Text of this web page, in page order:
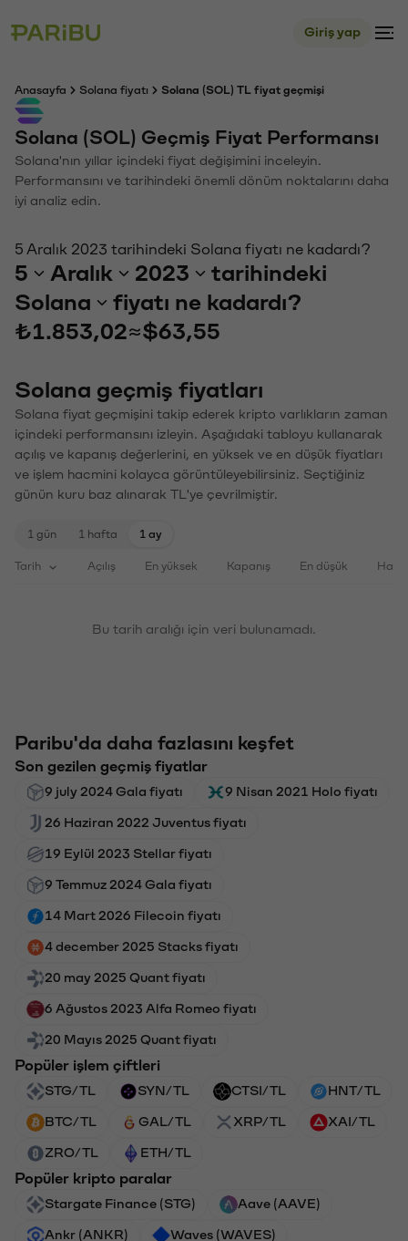
Giriş yap
Anasayfa Solana fiyatı Solana (SOL) TL fiyat geçmişi
Solana (SOL) Geçmiş Fiyat Performansı
Solana'nın yıllar içindeki fiyat değişimini inceleyin.
Performansını ve tarihindeki önemli dönüm noktalarını daha
iyi analiz edin.
5 Aralık 2023 tarihindeki Solana fiyatı ne kadardı?
5 Aralık 2023
tarihindeki
Solana
fiyatı ne kadardı?
₺1.853,02≈$63,55
Solana geçmiş fiyatları
Solana fiyat geçmişini takip ederek kripto varlıkların zaman
içindeki performansını izleyin. Aşağıdaki tabloyu kullanarak
açılış ve kapanış değerlerini, en yüksek ve en düşük fiyatları
ve işlem hacmini kolayca görüntüleyebilirsiniz. Seçtiğiniz
günün kuru baz alınarak TL'ye çevrilmiştir.
1 gün 1 hafta 1 ay
Tarih Açılış En yüksek Kapanış En düşük
Bu tarih aralığı için veri bulunamadı.
Paribu'da daha fazlasını keşfet
Son gezilen geçmiş fiyatlar
9 july 2024 Gala fiyatı 9 Nisan 2021 Holo fiyatı
26 Haziran 2022 Juventus fiyatı
19 Eylül 2023 Stellar fiyatı
9 Temmuz 2024 Gala fiyatı
14 Mart 2026 Filecoin fiyatı
4 december 2025 Stacks fiyatı
20 may 2025 Quant fiyatı
6 Ağustos 2023 Alfa Romeo fiyatı
20 Mayıs 2025 Quant fiyatı
Popüler işlem çiftleri
STG/TL SYN/TL CTSI/TL HNT/TL
BTC/TL GAL/TL XRP/TL XAI/TL
ZRO/TL ETH/TL
Popüler kripto paralar
Stargate Finance (STG) Aave (AAVE)
Ankr (ANKR) Waves (WAVES)